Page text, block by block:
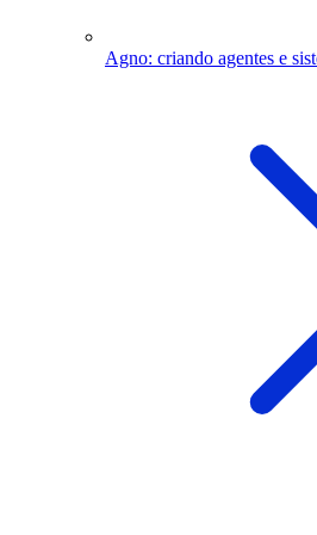
Agno: criando agentes e